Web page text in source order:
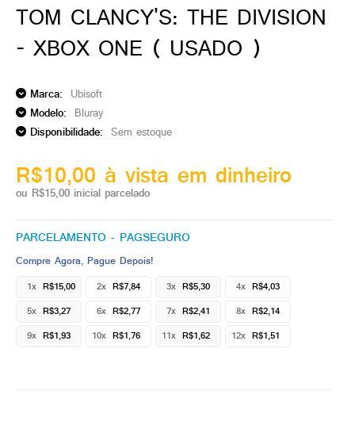
TOM CLANCY'S: THE DIVISION
- XBOX ONE ( USADO )
Marca: Ubisoft
Modelo: Bluray
Disponibilidade: Sem estoque
R$10,00 à vista em dinheiro
ou R$15,00 inicial parcelado
PARCELAMENTO - PAGSEGURO
Compre Agora, Pague Depois!
1x R$15,00 2x R$7,84 3x R$5,30 4x R$4,03
5x R$3,27 6x R$2,77 7x R$2,41 8x R$2,14
9x R$1,93 10x R$1,76 11x R$1,62 12x R$1,51